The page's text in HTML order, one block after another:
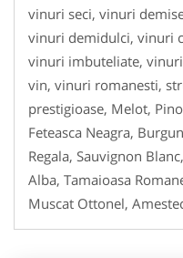
vinuri seci, vinuri
vinuri demidulci, vinuri
vinuri imbuteliate,
vin, vinuri romanesti,
prestigioase, Melot,
Feteasca Neagra,
Regala, Sauvignon
Alba, Tamaioasa
Muscat Ottonel,